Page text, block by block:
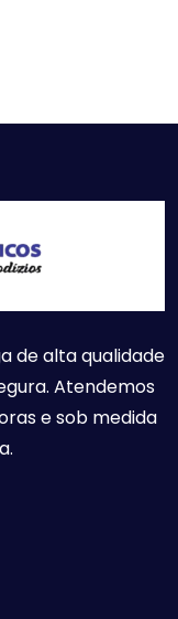
de alta qualidade
Atendemos
e sob medida